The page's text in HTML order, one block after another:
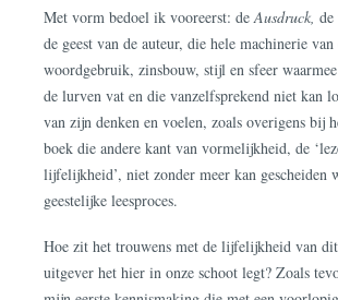
Met vorm bedoel ik vooreerst: deAusdruck,
de geest van de auteur, die hele machinerie
woordgebruik, zinsbouw, stijl en sfeer
de lurven vat en die vanzelfsprekend niet kan
van zijn denken en voelen, zoals overigens bij
boek die andere kant van vormelijkheid, de
lijfelijkheid’, niet zonder meer kan gescheiden
geestelijke leesproces.
Hoe zit het trouwens met de lijfelijkheid van
uitgever het hier in onze schoot legt? Zoals